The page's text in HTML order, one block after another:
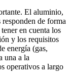
El aluminio,
de forma
en cuenta los
y los requisitos
energía (gas,
una a la
operativos a largo